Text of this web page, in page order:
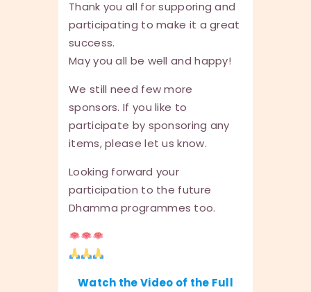
Thank you all for supporing and
participating to make it a great
success.
May you all be well and happy!
We still need few more
sponsors. If you like to
participate by sponsoring any
items, please let us know.
Looking forward your
participation to the future
Dhamma programmes too.
Watch the Video of the Full